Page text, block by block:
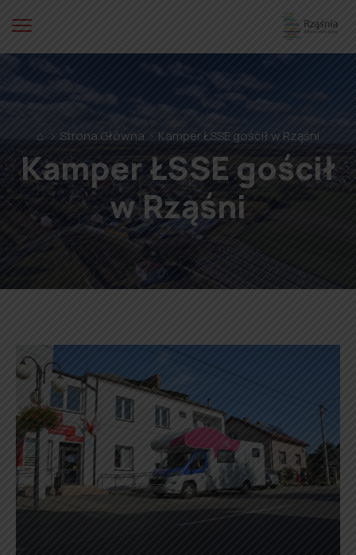
⌂ Strona Główna Kamper ŁSSE gościł w Rząśni
Kamper ŁSSE gościł
w Rząśni